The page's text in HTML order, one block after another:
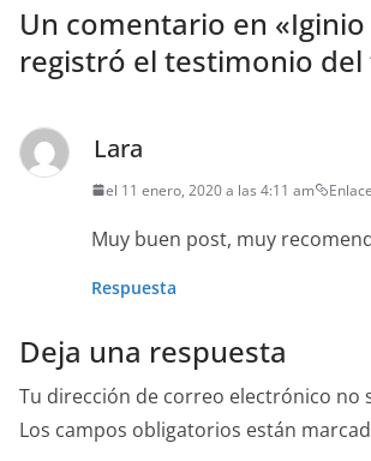
Un comentario en «
registró el testimonio
Lara
el 11 enero, 2020 a las 4:11 am
Muy buen post, muy
Respuesta
Deja una respuesta
Tu dirección de correo electrónico no
Los campos obligatorios están